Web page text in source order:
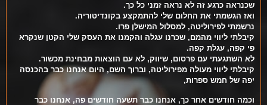
שכנראה כרגע זה לא נראה זמני כל כך.
ואז הגשמתי את החלום שלי להתמקצע בקונדיטוריה.
נרשמתי לפירוליטה, למסלול המישלן פרו.
קיבלתי ליווי מהמם, שכרנו עגלה והקמנו את העסק שלי הקטן שנקרא
פי קפה, עגלת קפה.
לא השתגעתי עם פרסום, שיווק, לא עם הוצאות מבחינת מכשור.
קיבלתי ליווי מעולה מפירוליטה, וברוך השם, היום אנחנו כבר בהכנסה
יפה של חמש ספרות,
וכמה חודשים אחר כך, אנחנו כבר תשעה חודשים פה, אנחנו כבר